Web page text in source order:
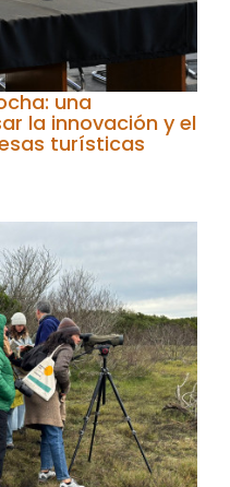
una
la innovación y el
turísticas